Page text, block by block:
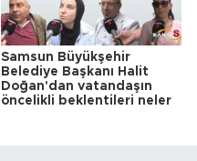
Samsun Büyükşehir
Belediye Başkanı Halit
Doğan'dan vatandaşın
öncelikli beklentileri neler